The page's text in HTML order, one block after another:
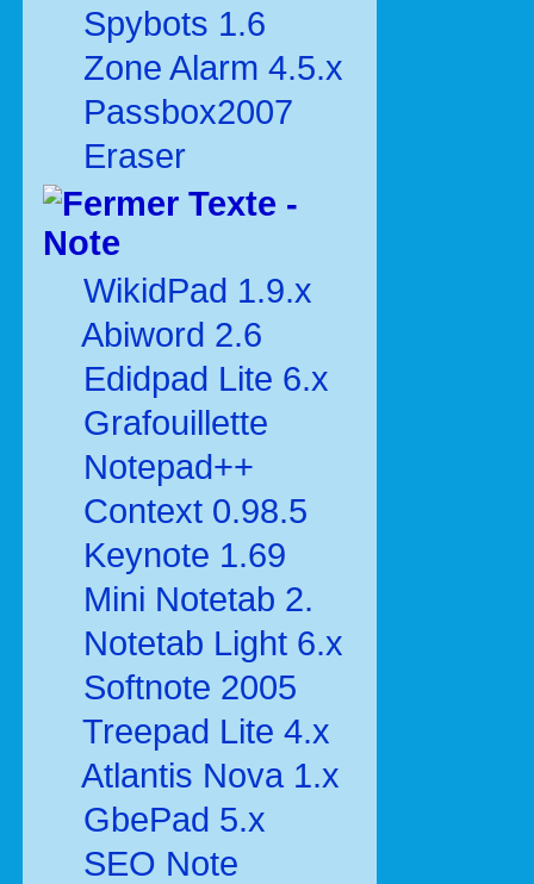
Spybots 1.6
Zone Alarm 4.5.x
Passbox2007
Eraser
Texte -
Note
WikidPad 1.9.x
Abiword 2.6
Edidpad Lite 6.x
Grafouillette
Notepad++
Context 0.98.5
Keynote 1.69
Mini Notetab 2.
Notetab Light 6.x
Softnote 2005
Treepad Lite 4.x
Atlantis Nova 1.x
GbePad 5.x
SEO Note